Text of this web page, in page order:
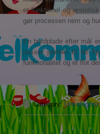
er funktionel og
gør processen nem og
En bordplade efter mål
passer perfekt til dit
funktionalitet og et flot
Category: